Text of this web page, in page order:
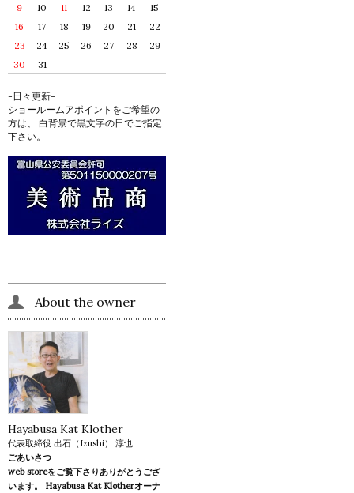
9
10 11 12 13 14
15
16
17 18 19 20 21
22
23
24 25 26 27 28
29
30
31
-日々更新-
ショールームアポイントをご希望の
方は、 白背景で黒文字の日でご指定
下さい。
About the owner
Hayabusa Kat Klother
代表取締役 出石（Izushi） 淳也
ごあいさつ
web storeをご覧下さりありがとうござ
います。 Hayabusa Kat Klotherオーナ